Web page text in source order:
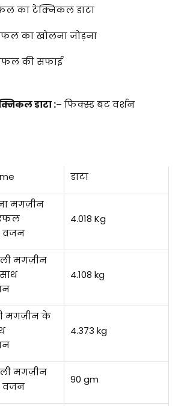
का टेक्निकल डाटा
का खोलना जोड़ना
की सफाई
डाटा:– फिक्स्ड बट वर्शन
डाटा
मगज़ीन
वजन
4.018 Kg
मगज़ीन
4.108 kg
मगज़ीन के
4.373 kg
मगज़ीन
वजन
90 gm